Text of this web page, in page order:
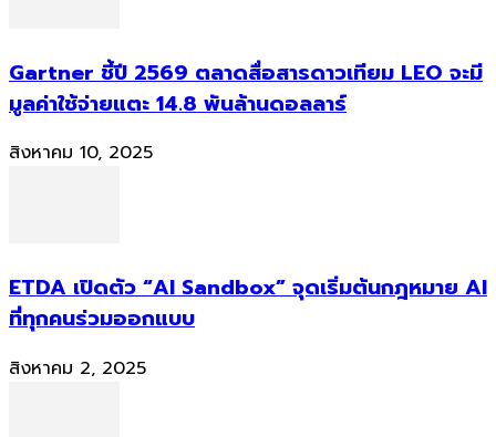
Gartner ชี้ปี 2569 ตลาดสื่อสารดาวเทียม LEO จะมี
มูลค่าใช้จ่ายแตะ 14.8 พันล้านดอลลาร์
สิงหาคม 10, 2025
ETDA เปิดตัว “AI Sandbox” จุดเริ่มต้นกฎหมาย AI
ที่ทุกคนร่วมออกแบบ
สิงหาคม 2, 2025